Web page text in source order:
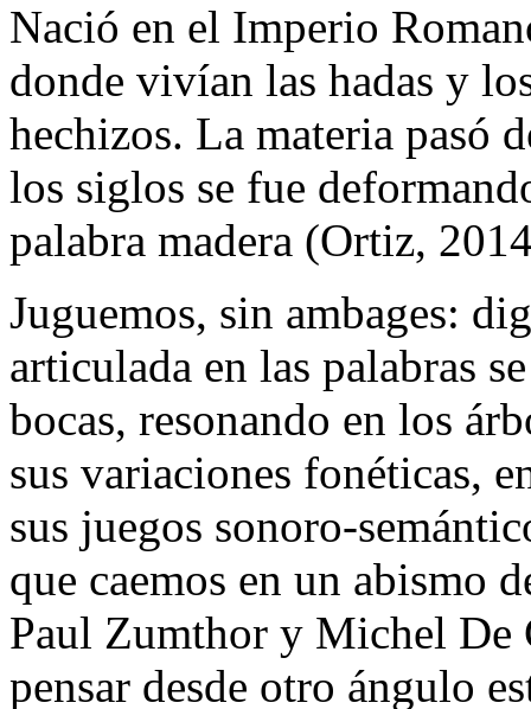
Nació en el Imperio
donde vivían las hadas y
hechizos. La materia pasó
los siglos se fue
palabra madera (Ortiz,
Juguemos, sin ambages:
articulada en las palabras
bocas, resonando en los
sus variaciones fonéticas,
sus juegos sonoro-
que caemos en un abismo
Paul Zumthor y Michel De
pensar desde otro ángulo